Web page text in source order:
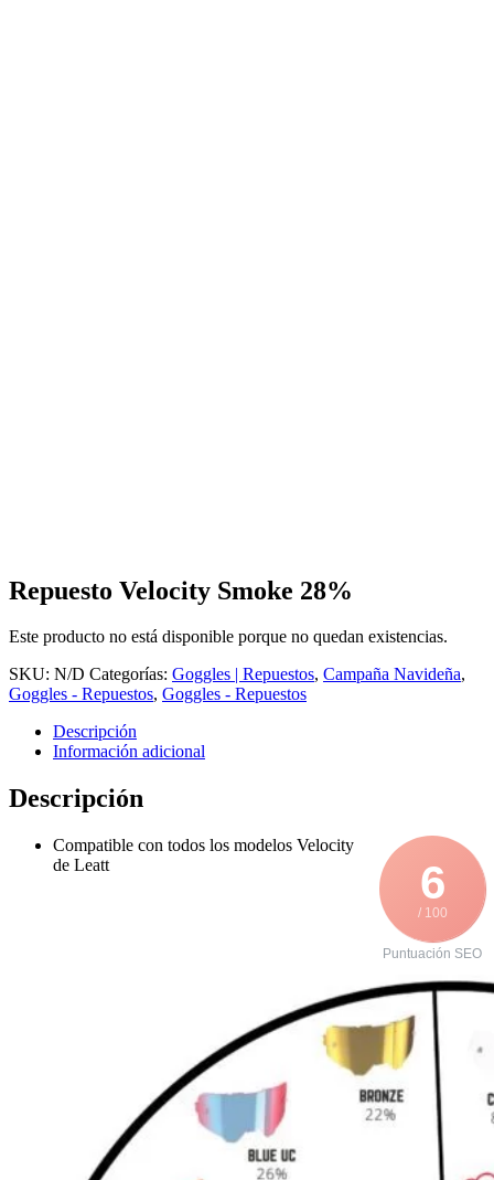
Repuesto Velocity Smoke 28%
Este producto no está disponible porque no quedan existencias.
SKU: N/D Categorías: Goggles | Repuestos, Campaña Navideña,
Goggles - Repuestos, Goggles - Repuestos
Descripción
Información adicional
Descripción
6
/ 100
Puntuación SEO
Compatible con todos los modelos Velocity
de Leatt